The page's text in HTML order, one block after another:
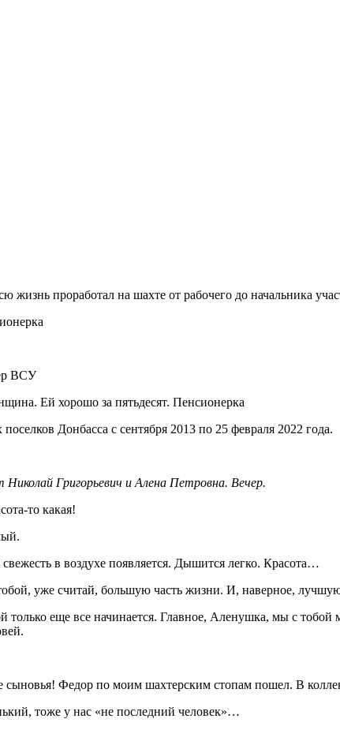
жизнь проработал на шахте от рабочего до начальника
ВСУ
Ей хорошо за пятьдесят. Пенсионерка
Донбасса с сентября 2013 по 25 февраля 2022 года.
Григорьевич и Алена Петровна. Вечер.
то какая!
в воздухе появляется. Дышится легко. Красота…
уже считай, большую часть жизни. И, наверное, лучшую
только еще все начинается. Главное, Аленушка, мы с
сыновья! Федор по моим шахтерским стопам пошел. В
тоже у нас «не последний человек»…